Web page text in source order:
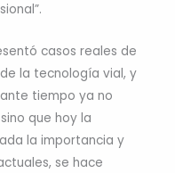
casos reales de
la tecnología vial, y
tiempo ya no
que hoy la
la importancia y
se hace